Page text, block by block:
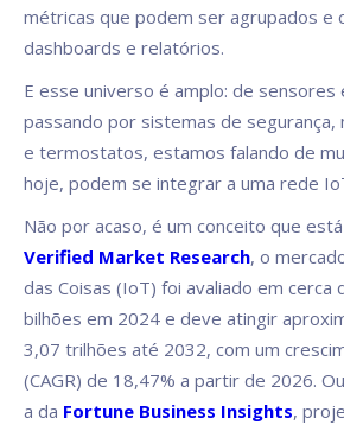
métricas que podem ser agrupados e
dashboards e relatórios.
E esse universo é amplo: de sensores
passando por sistemas de segurança,
e termostatos, estamos falando de
hoje, podem se integrar a uma rede
Não por acaso, é um conceito que
Verified Market Research, o
das Coisas (IoT) foi avaliado em cerca
bilhões em 2024 e deve atingir
3,07 trilhões até 2032, com um
(CAGR) de 18,47% a partir de 2026.
a da Fortune Business Insights,